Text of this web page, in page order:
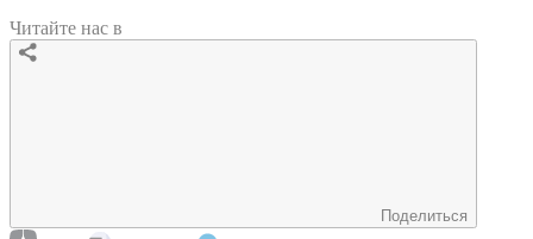
Читайте нас в
Поделиться